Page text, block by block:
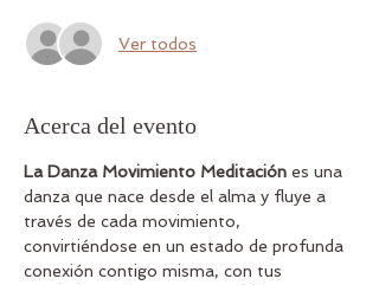
Ver todos
Acerca del evento
La Danza Movimiento Meditación es una
danza que nace desde el alma y fluye a
través de cada movimiento,
convirtiéndose en un estado de profunda
conexión contigo misma, con tus